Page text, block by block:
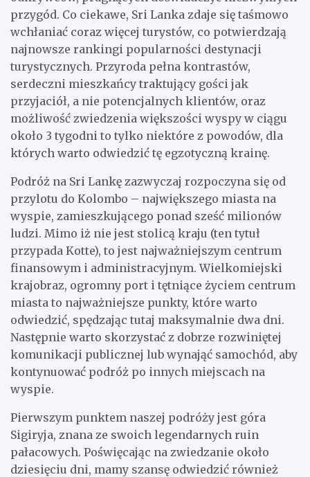
przygód. Co ciekawe, Sri Lanka zdaje się taśmowo
wchłaniać coraz więcej turystów, co potwierdzają
najnowsze rankingi popularności destynacji
turystycznych. Przyroda pełna kontrastów,
serdeczni mieszkańcy traktujący gości jak
przyjaciół, a nie potencjalnych klientów, oraz
możliwość zwiedzenia większości wyspy w ciągu
około 3 tygodni to tylko niektóre z powodów, dla
których warto odwiedzić tę egzotyczną krainę.
Podróż na Sri Lankę zazwyczaj rozpoczyna się od
przylotu do Kolombo – największego miasta na
wyspie, zamieszkującego ponad sześć milionów
ludzi. Mimo iż nie jest stolicą kraju (ten tytuł
przypada Kotte), to jest najważniejszym centrum
finansowym i administracyjnym. Wielkomiejski
krajobraz, ogromny port i tętniące życiem centrum
miasta to najważniejsze punkty, które warto
odwiedzić, spędzając tutaj maksymalnie dwa dni.
Następnie warto skorzystać z dobrze rozwiniętej
komunikacji publicznej lub wynająć samochód, aby
kontynuować podróż po innych miejscach na
wyspie.
Pierwszym punktem naszej podróży jest góra
Sigiryja, znana ze swoich legendarnych ruin
pałacowych. Poświęcając na zwiedzanie około
dziesięciu dni, mamy szansę odwiedzić również